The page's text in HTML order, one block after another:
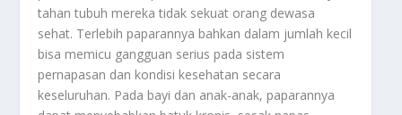
tahan tubuh mereka tidak sekuat orang dewasa
sehat. Terlebih paparannya bahkan dalam jumlah kecil
bisa memicu gangguan serius pada sistem
pernapasan dan kondisi kesehatan secara
keseluruhan. Pada bayi dan anak-anak, paparannya